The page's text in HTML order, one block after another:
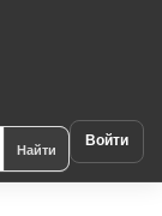
Найти Войти